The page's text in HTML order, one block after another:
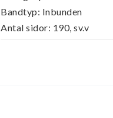
Bandtyp: Inbunden
Antal sidor: 190, sv.v
Utgivningsår: 1989